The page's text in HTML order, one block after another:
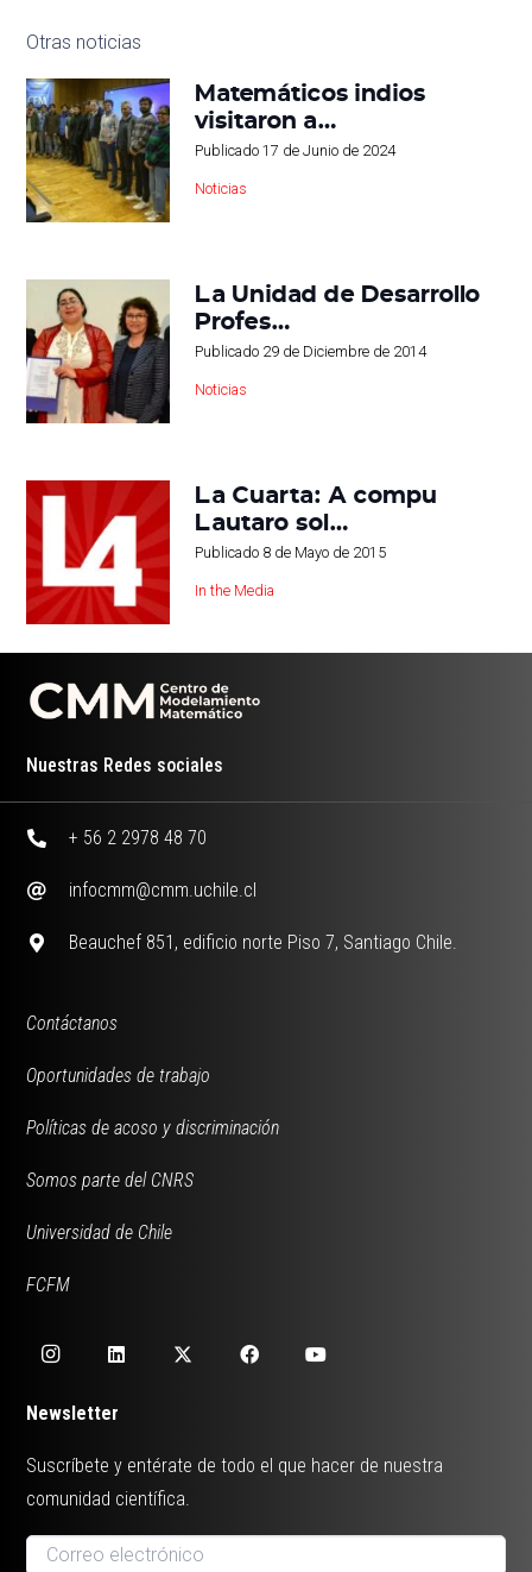
Otras noticias
Matemáticos indios
visitaron a…
Publicado 17 de Junio de 2024
Noticias
La Unidad de Desarrollo
Profes…
Publicado 29 de Diciembre de 2014
Noticias
La Cuarta: A compu
Lautaro sol…
Publicado 8 de Mayo de 2015
In the Media
Nuestras Redes sociales
+ 56 2 2978 48 70
infocmm@cmm.uchile.cl
Beauchef 851, edificio norte Piso 7, Santiago Chile.
Contáctanos
Oportunidades de trabajo
Políticas de acoso y discriminación
Somos parte del CNRS
Universidad de Chile
FCFM
Newsletter
Suscríbete y entérate de todo el que hacer de nuestra
comunidad científica.